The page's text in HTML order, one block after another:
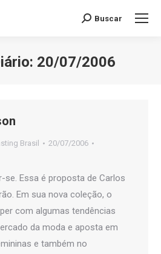
Search:
Buscar
20/07/2006
Brasil
20/07/2006
se. Essa é proposta de Carlos
Em sua nova coleção, o
com algumas tendências
da moda e aposta em
e também no